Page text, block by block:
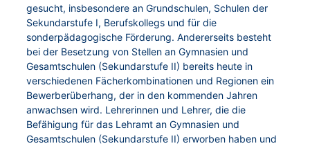
gesucht, insbesondere an Grundschulen, Schulen der
Sekundarstufe I, Berufskollegs und für die
sonderpädagogische Förderung. Andererseits besteht
bei der Besetzung von Stellen an Gymnasien und
Gesamtschulen (Sekundarstufe II) bereits heute in
verschiedenen Fächerkombinationen und Regionen ein
Bewerberüberhang, der in den kommenden Jahren
anwachsen wird. Lehrerinnen und Lehrer, die die
Befähigung für das Lehramt an Gymnasien und
Gesamtschulen (Sekundarstufe II) erworben haben und